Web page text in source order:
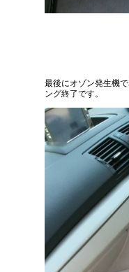
最後にオゾン発生機
ング終了です。